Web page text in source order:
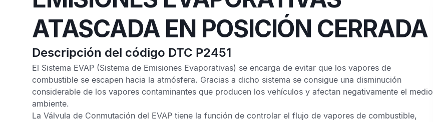
ATASCADA EN POSICIÓN CERRADA
Descripción del código DTC P2451
El Sistema EVAP (Sistema de Emisiones Evaporativas) se encarga de evitar que los vapores de
combustible se escapen hacia la atmósfera. Gracias a dicho sistema se consigue una disminución
considerable de los vapores contaminantes que producen los vehículos y afectan negativamente el medio
ambiente.
La Válvula de Conmutación del EVAP tiene la función de controlar el flujo de vapores de combustible,